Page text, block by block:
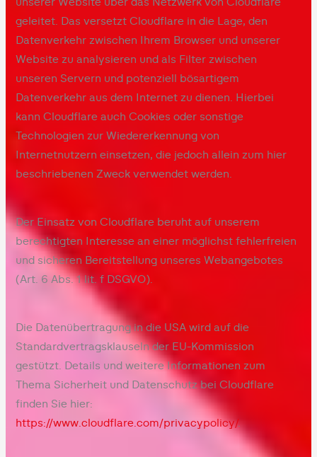
unserer Website über das Netzwerk von Cloudflare
geleitet. Das versetzt Cloudflare in die Lage, den
Datenverkehr zwischen Ihrem Browser und unserer
Website zu analysieren und als Filter zwischen
unseren Servern und potenziell bösartigem
Datenverkehr aus dem Internet zu dienen. Hierbei
kann Cloudflare auch Cookies oder sonstige
Technologien zur Wiedererkennung von
Internetnutzern einsetzen, die jedoch allein zum hier
beschriebenen Zweck verwendet werden.
Der Einsatz von Cloudflare beruht auf unserem
berechtigten Interesse an einer möglichst fehlerfreien
und sicheren Bereitstellung unseres Webangebotes
(Art. 6 Abs. 1 lit. f DSGVO).
Die Datenübertragung in die USA wird auf die
Standardvertragsklauseln der EU-Kommission
gestützt. Details und weitere Informationen zum
Thema Sicherheit und Datenschutz bei Cloudflare
finden Sie hier:
https://www.cloudflare.com/privacypolicy/.